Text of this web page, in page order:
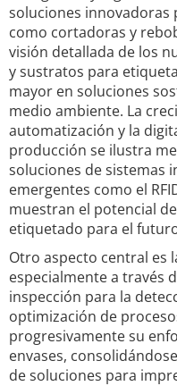
soluciones innovadoras
como cortadoras y
visión detallada de los
y sustratos para
mayor en soluciones
medio ambiente. La
automatización y la
producción se ilustra
soluciones de sistemas
emergentes como el
muestran el potencial
etiquetado para el
Otro aspecto central es
especialmente a través
inspección para la
optimización de
progresivamente su
envases,
de soluciones para